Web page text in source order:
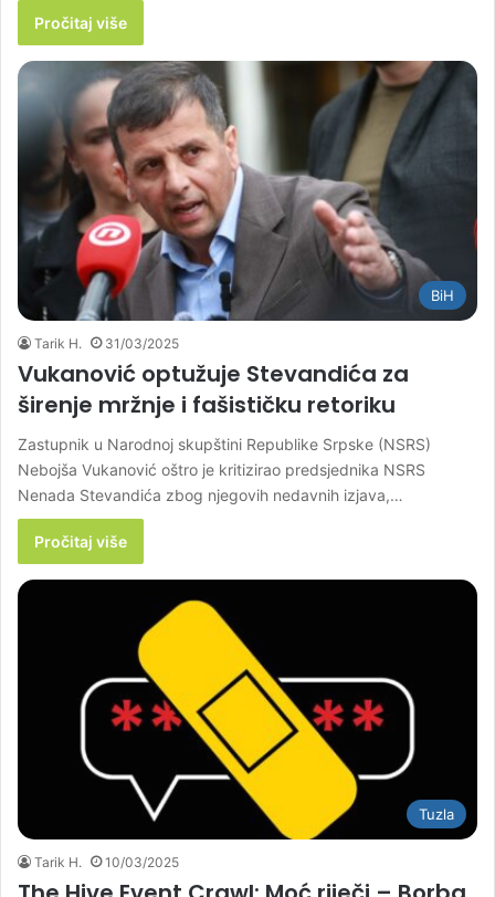
Pročitaj više
BiH
Tarik H. 31/03/2025
Vukanović optužuje Stevandića za
širenje mržnje i fašističku retoriku
Zastupnik u Narodnoj skupštini Republike Srpske (NSRS)
Nebojša Vukanović oštro je kritizirao predsjednika NSRS
Nenada Stevandića zbog njegovih nedavnih izjava,…
Pročitaj više
Tuzla
Tarik H. 10/03/2025